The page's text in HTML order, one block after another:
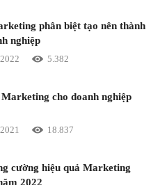
phân biệt tạo nên thành
nghiệp
5.382
cho doanh nghiệp
18.837
cường hiệu quả Marketing
2022